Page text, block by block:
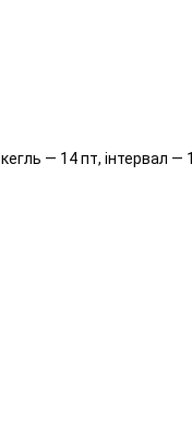
— 14 пт, інтервал